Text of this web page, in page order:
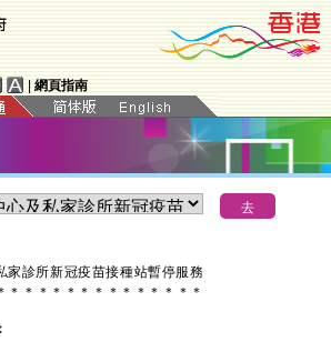
網頁指南
家診所新冠疫苗接種站暫停服務
＊ ＊ ＊ ＊ ＊ ＊ ＊ ＊ ＊ ＊ ＊ ＊ ＊ ＊